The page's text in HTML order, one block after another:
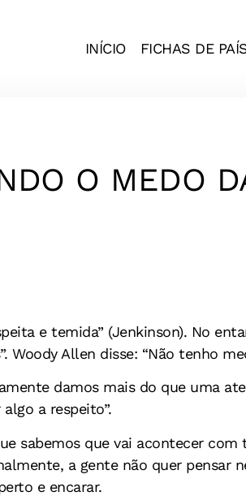
INÍCIO FICHAS DE
O MEDO
e temida” (Jenkinson). No
Woody Allen disse: “Não tenho
damos mais do que uma
a respeito”.
sabemos que vai acontecer
a gente não quer pensar
e encarar.